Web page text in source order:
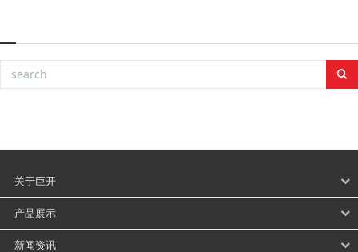
关于巨开
产品展示
新闻资讯